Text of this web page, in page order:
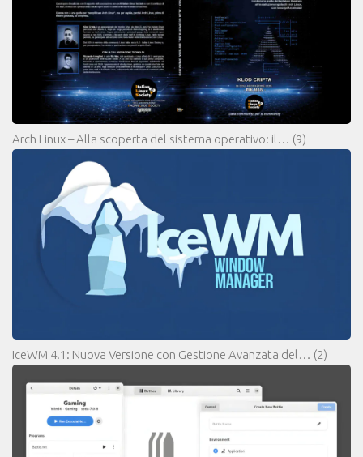
Arch Linux – Alla scoperta del sistema operativo: il… (9)
IceWM 4.1: Nuova Versione con Gestione Avanzata del… (2)